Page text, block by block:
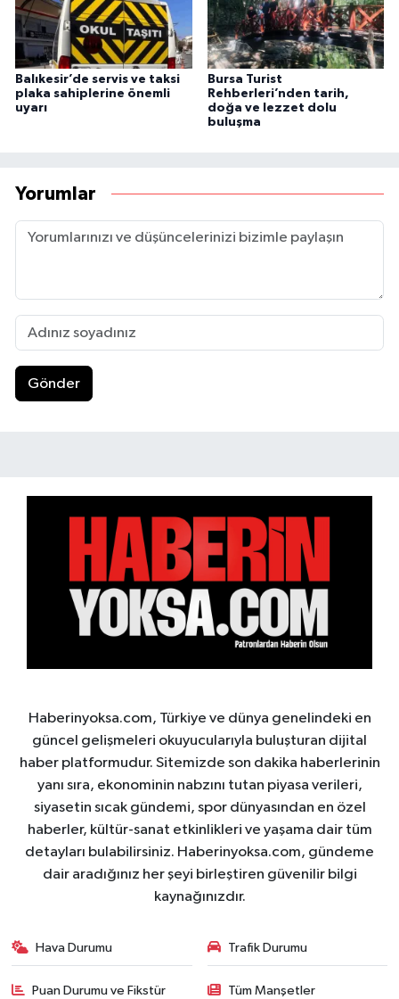
Balıkesir’de servis ve taksi
plaka sahiplerine önemli
uyarı
Bursa Turist
Rehberleri’nden tarih,
doğa ve lezzet dolu
buluşma
Yorumlar
Gönder
Haberinyoksa.com, Türkiye ve dünya genelindeki en
güncel gelişmeleri okuyucularıyla buluşturan dijital
haber platformudur. Sitemizde son dakika haberlerinin
yanı sıra, ekonominin nabzını tutan piyasa verileri,
siyasetin sıcak gündemi, spor dünyasından en özel
haberler, kültür-sanat etkinlikleri ve yaşama dair tüm
detayları bulabilirsiniz. Haberinyoksa.com, gündeme
dair aradığınız her şeyi birleştiren güvenilir bilgi
kaynağınızdır.
Hava Durumu Trafik Durumu
Puan Durumu ve Fikstür Tüm Manşetler